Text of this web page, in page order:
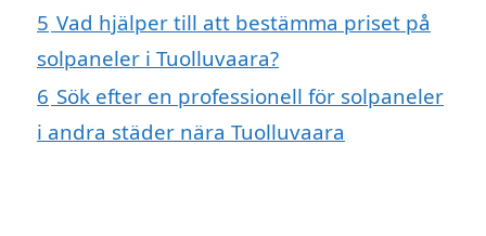
5 Vad hjälper till att bestämma priset på
solpaneler i Tuolluvaara?
6 Sök efter en professionell för solpaneler
i andra städer nära Tuolluvaara